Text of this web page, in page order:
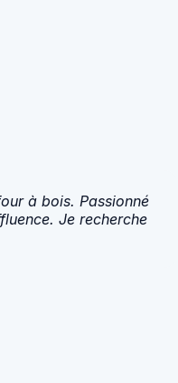
à bois. Passionné
Je recherche